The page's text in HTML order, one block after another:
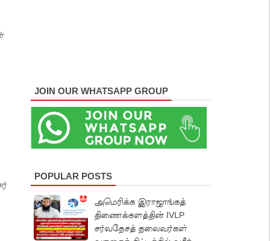
JOIN OUR WHATSAPP GROUP
POPULAR POSTS
அமெரிக்க இராஜாங்கத்
திணைக்களத்தின் IVLP
சர்வதேசத் தலைவர்கள்